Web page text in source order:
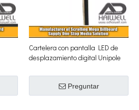
Cartelera con pantalla LED de
desplazamiento digital Unipole
Preguntar